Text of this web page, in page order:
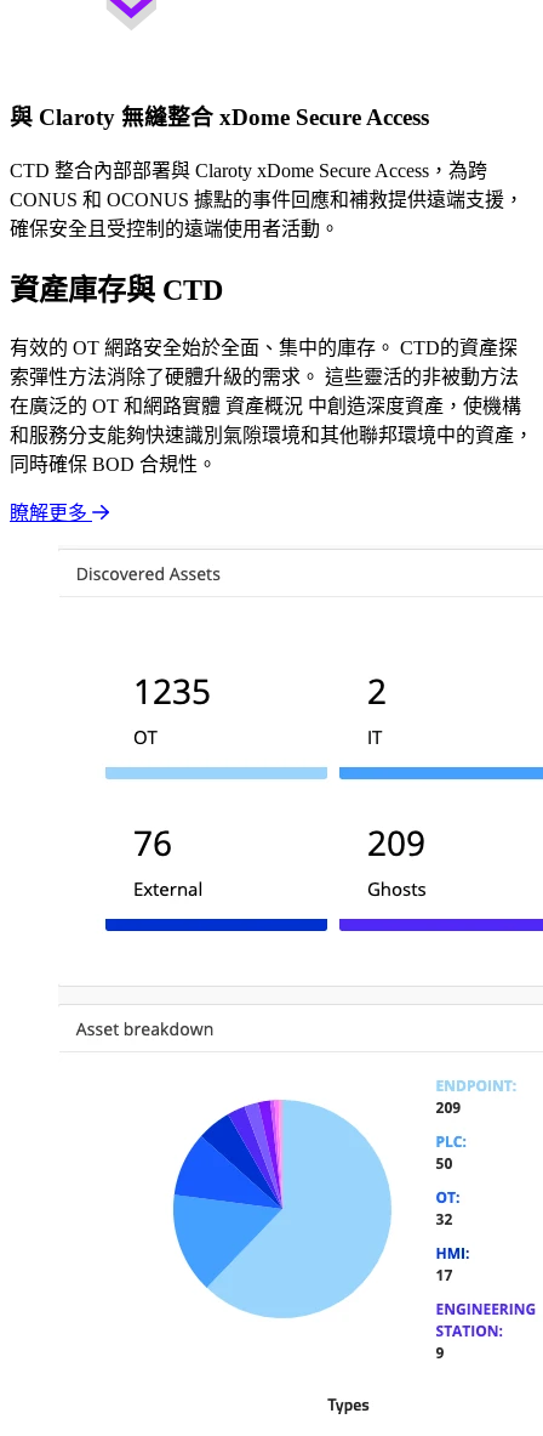
與 Claroty 無縫整合 xDome Secure Access
CTD 整合內部部署與 Claroty xDome Secure Access，為跨
CONUS 和 OCONUS 據點的事件回應和補救提供遠端支援，
確保安全且受控制的遠端使用者活動。
資產庫存與 CTD
有效的 OT 網路安全始於全面、集中的庫存。 CTD的資產探
索彈性方法消除了硬體升級的需求。 這些靈活的非被動方法
在廣泛的 OT 和網路實體 資產概況 中創造深度資產，使機構
和服務分支能夠快速識別氣隙環境和其他聯邦環境中的資產，
同時確保 BOD 合規性。
瞭解更多